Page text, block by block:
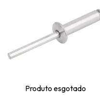
Produto esgotado